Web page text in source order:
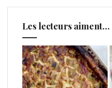
Les lecteurs aiment…